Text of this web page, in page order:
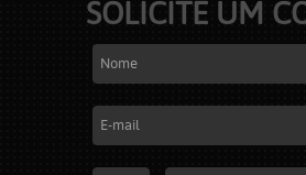
SOLICITE UM